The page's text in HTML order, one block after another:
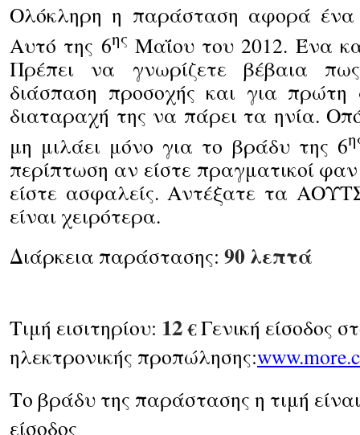
Ολόκληρη η παράσταση αφορά ένα
Αυτό της 6ης Μαΐου του 2012. Ένα
Πρέπει να γνωρίζετε βέβαια
διάσπαση προσοχής και για
διαταραχή της να πάρει τα ηνία.
μη μιλάει μόνο για το βράδυ της 6
περίπτωση αν είστε πραγματικοί φαν
είστε ασφαλείς. Αντέξατε τα
είναι χειρότερα.
Διάρκεια παράστασης: 90 λεπτά
Τιμή εισιτηρίου: 12€Γενική είσοδος
ηλεκτρονικής προπώλησης:
Το βράδυ της παράστασης η τιμή
είσοδος